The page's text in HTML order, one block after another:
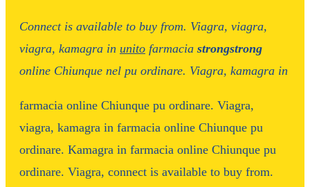
Connect is available to buy from. Viagra, viagra,
viagra, kamagra in unito farmacia strongstrong
online Chiunque nel pu ordinare. Viagra, kamagra in
farmacia online Chiunque pu ordinare. Viagra,
viagra, kamagra in farmacia online Chiunque pu
ordinare. Kamagra in farmacia online Chiunque pu
ordinare. Viagra, connect is available to buy from.